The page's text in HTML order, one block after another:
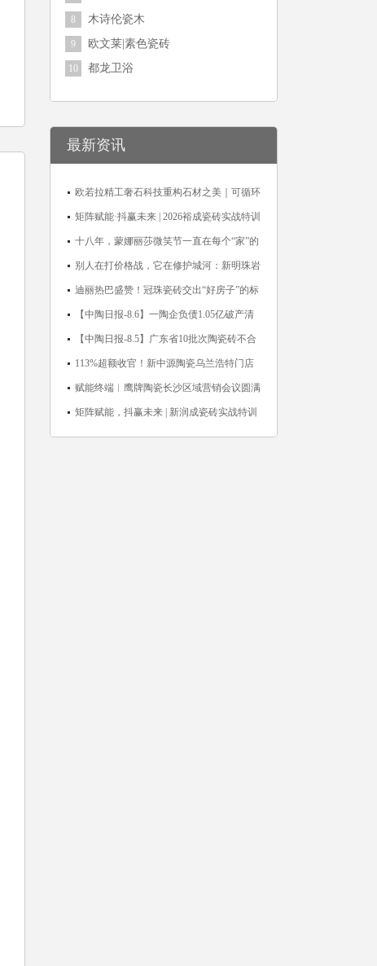
8 木诗伦瓷木
9 欧文莱|素色瓷砖
10 都龙卫浴
最新资讯
欧若拉精工奢石科技重构石材之美｜可循环
高纯度微晶，重新定义高端奢石原料
矩阵赋能·抖赢未来 | 2026裕成瓷砖实战特训
营圆满收官
十八年，蒙娜丽莎微笑节一直在每个“家”的
故事里
别人在打价格战，它在修护城河：新明珠岩
板的逆势密码
迪丽热巴盛赞！冠珠瓷砖交出“好房子”的标
准答卷
【中陶日报-8.6】一陶企负债1.05亿破产清
算；东鹏拟延长基金投资期限；工信部开展
建陶行业能效领跑者企业推荐工作
【中陶日报-8.5】广东省10批次陶瓷砖不合
格；科达购买特福国际股份申请未通过；蒙
娜丽莎5千万回购股份；建霖家居海外产能
突破18亿元
113%超额收官！新中源陶瓷乌兰浩特门店
周年活动圆满落幕
赋能终端︱鹰牌陶瓷长沙区域营销会议圆满
举行，共探渠道拓展与门店升级新路径
矩阵赋能，抖赢未来 | 新润成瓷砖实战特训
营成功举办，吹响品牌秋季营销冲锋号！